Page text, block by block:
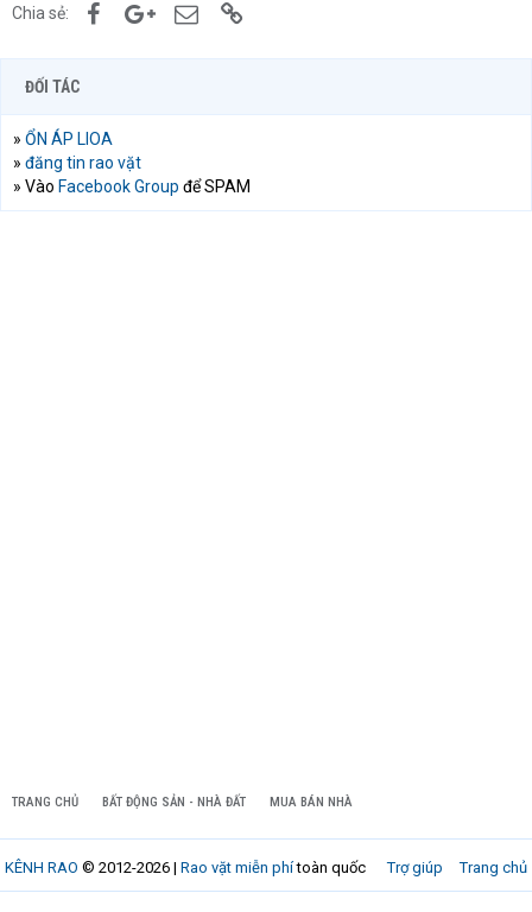
Chia sẻ: FacebookGoogle+Email
ĐỐI TÁC
» ỔN ÁP LIOA
» đăng tin rao vặt
» Vào Facebook Group để SPAM
TRANG CHỦ BẤT ĐỘNG SẢN - NHÀ ĐẤT MUA BÁN NHÀ
Trợ giúp Trang chủ
KÊNH RAO © 2012-2026 | Rao vặt miễn phítoàn quốc